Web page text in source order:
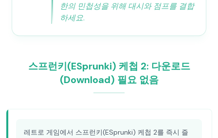
한의 민첩성을 위해 대시와 점프를 결합
하세요.
스프런키(ESprunki) 케첩 2: 다운로드
(Download) 필요 없음
레트로 게임에서 스프런키(ESprunki) 케첩 2를 즉시 즐